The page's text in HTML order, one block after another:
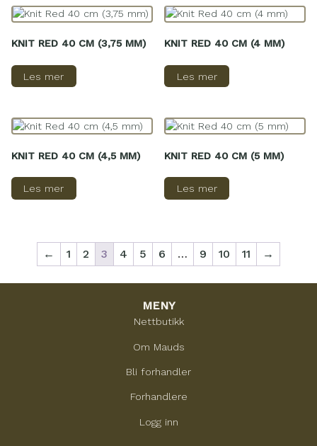
KNIT RED 40 CM (3,75 MM)
Les mer
KNIT RED 40 CM (4 MM)
Les mer
KNIT RED 40 CM (4,5 MM)
Les mer
KNIT RED 40 CM (5 MM)
Les mer
← 1 2 3 4 5 6 … 9 10 11 →
MENY
Nettbutikk
Om Mauds
Bli forhandler
Forhandlere
Logg inn